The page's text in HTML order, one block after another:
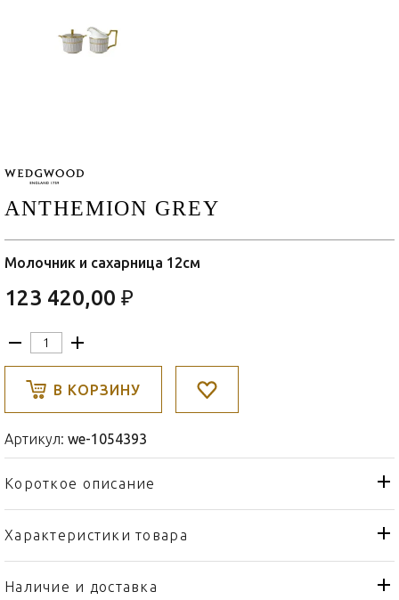
ANTHEMION GREY
Молочник и сахарница 12см
123 420,00 ₽
В КОРЗИНУ
Артикул: we-1054393
Короткое описание
Характеристики товара
Тип товара
Сахарница
Бренд
Наличие и доставка